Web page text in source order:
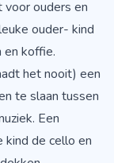
ouders en
ouder- kind
en koffie.
het nooit) een
te slaan tussen
Een
kind de cello en